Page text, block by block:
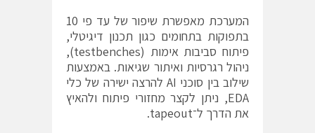
המערכת מאפשרת שיפור של עד פי 10
בתפוקות בתחומים כגון תכנון דיגיטלי,
פיתוח סביבות אימות (testbenches),
ניהול רגרסיות ואיתור שגיאות. באמצעות
שילוב בין סוכני AI להרצה ישירה של כלי
EDA, ניתן לקצר מחזורי פיתוח ולהאיץ
את הדרך ל־tapeout.